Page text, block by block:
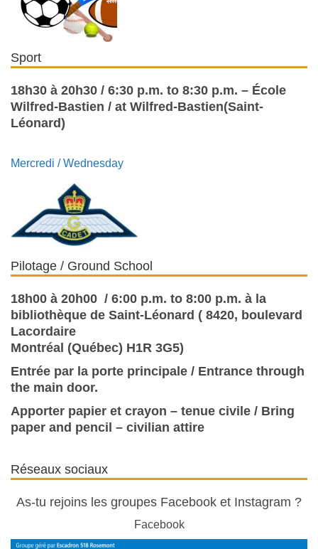
Sport
18h30 à 20h30 / 6:30 p.m. to 8:30 p.m. – École
Wilfred-Bastien / at Wilfred-Bastien(Saint-
Léonard)
Mercredi / Wednesday
Pilotage / Ground School
18h00 à 20h00 / 6:00 p.m. to 8:00 p.m. à la
bibliothèque de Saint-Léonard ( 8420, boulevard
Lacordaire
Montréal (Québec) H1R 3G5)
Entrée par la porte principale / Entrance through
the main door.
Apporter papier et crayon – tenue civile / Bring
paper and pencil – civilian attire
Réseaux sociaux
As-tu rejoins les groupes Facebook et Instagram ?
Facebook